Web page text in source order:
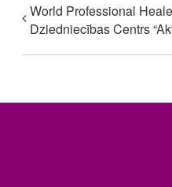
World Professional
Dziedniecības Centrs